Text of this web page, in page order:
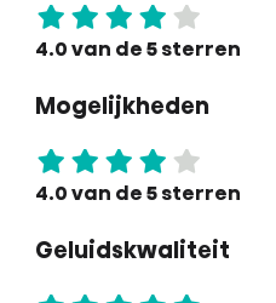
4.0 van de 5 sterren
Mogelijkheden
4.0 van de 5 sterren
Geluidskwaliteit